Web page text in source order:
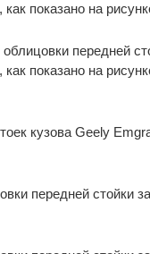
показано на
передней
показано на
передней стойки